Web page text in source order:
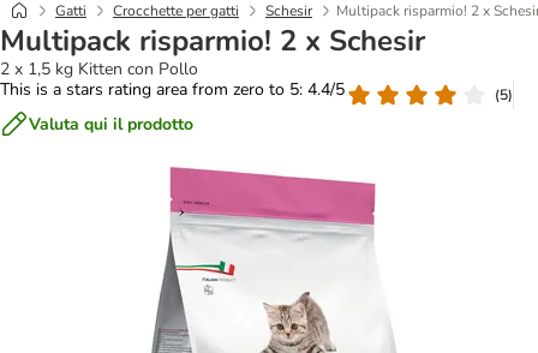
Gatti Crocchette per gatti Schesir Multipack risparmio! 2 x
Multipack risparmio! 2 x Schesir
2 x 1,5 kg Kitten con Pollo
This is a stars rating area from zero to 5: 4.4/5
(5)
Valuta qui il prodotto